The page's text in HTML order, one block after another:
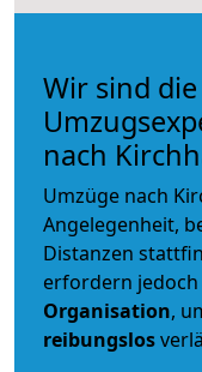
Wir sind
nach
Umzüge nach
Angelegenheit,
Distanzen
erfordern
Organisation,
reibungslos